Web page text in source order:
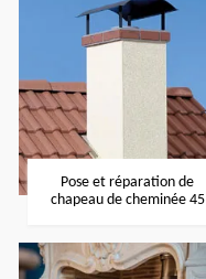
Pose et réparation de
chapeau de cheminée 45